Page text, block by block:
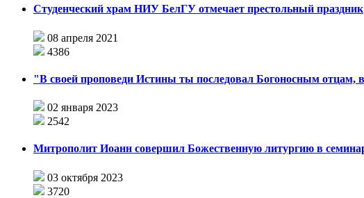
Студенческий храм НИУ БелГУ отмечает престольный праздник
08 апреля 2021
4386
"В своей проповеди Истины ты последовал Богоносным отцам,
02 января 2023
2542
Митрополит Иоанн совершил Божественную литургию в
03 октября 2023
3720